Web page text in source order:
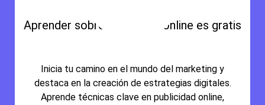
Aprender sobre marketing online es gratis
Inicia tu camino en el mundo del marketing y
destaca en la creación de estrategias digitales.
Aprende técnicas clave en publicidad online,